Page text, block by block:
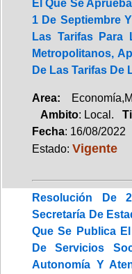
El Que Se
1 De Septiembre
Las Tarifas Para
Metropolitanos,
De Las Tarifas De
Area:
Ambito: Local.
Fecha: 16/08/2022
Estado: Vigente
Resolución De
Secretaría De
Que Se Publica
De Servicios
Autonomía Y